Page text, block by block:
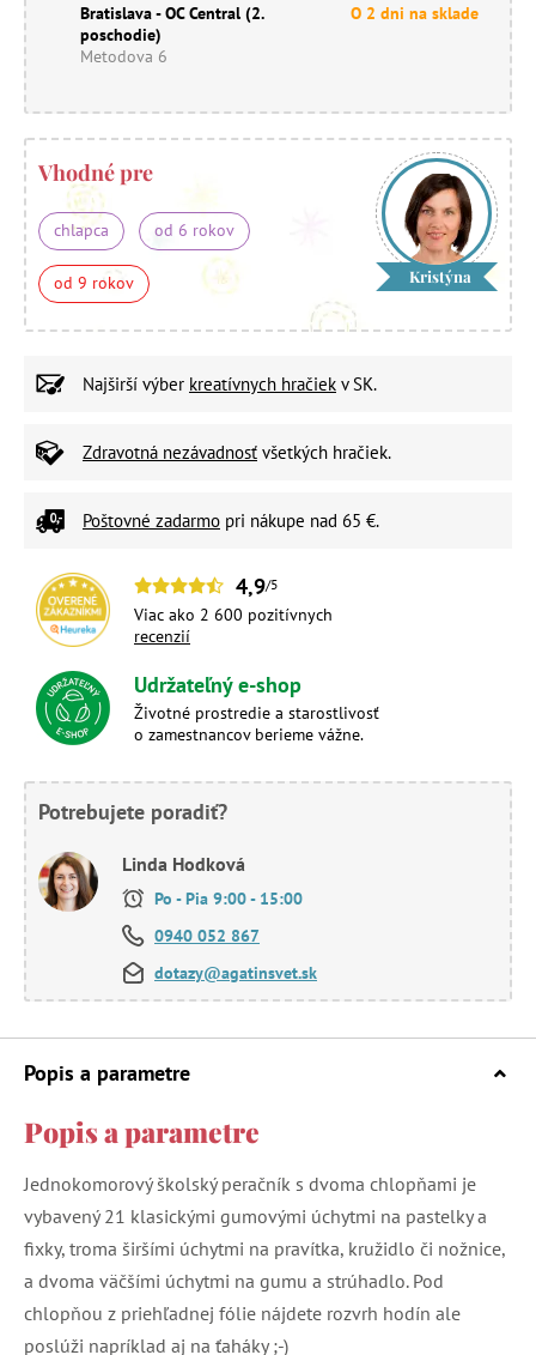
Bratislava - OC Central (2.
poschodie)
Metodova 6
O 2 dni na sklade
Vhodné pre
chlapca od 6 rokov
od 9 rokov Kristýna
Najširší výber kreatívnych hračiek v SK.
Zdravotná nezávadnosť všetkých hračiek.
Poštovné zadarmo pri nákupe nad 65 €.
4,9/5
Viac ako 2 600 pozitívnych
recenzií
Udržateľný e-shop
Životné prostredie a starostlivosť
o zamestnancov berieme vážne.
Potrebujete poradiť?
Linda Hodková
Po - Pia 9:00 - 15:00
0940 052 867
dotazy@agatinsvet.sk
Popis a parametre
Popis a parametre
Jednokomorový školský peračník s dvoma chlopňami je
vybavený 21 klasickými gumovými úchytmi na pastelky a
fixky, troma širšími úchytmi na pravítka, kružidlo či nožnice,
a dvoma väčšími úchytmi na gumu a strúhadlo. Pod
chlopňou z priehľadnej fólie nájdete rozvrh hodín ale
poslúži napríklad aj na ťaháky ;-)